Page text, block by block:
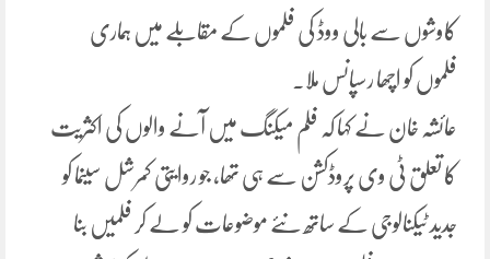
کاوشوں سے بالی ووڈ کی فلموں کے مقابلے میں ہماری
فلموں کو اچھا رسپانس ملا۔
عائشہ خان نے کہا کہ فلم میکنگ میں آنے والوں کی اکثریت
کا تعلق ٹی وی پروڈکشن سے ہی تھا، جو روایتی کمرشل سینما کو
جدید ٹیکنالوجی کے ساتھ نئے موضوعات کو لے کر فلمیں بنا